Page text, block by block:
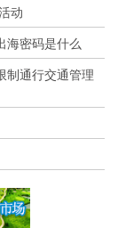
动
海密码是什么
制通行交通管理